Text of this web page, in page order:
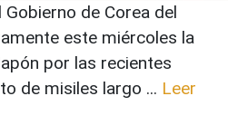
Gobierno de Corea del
este miércoles la
por las recientes
de misiles largo ... Leer